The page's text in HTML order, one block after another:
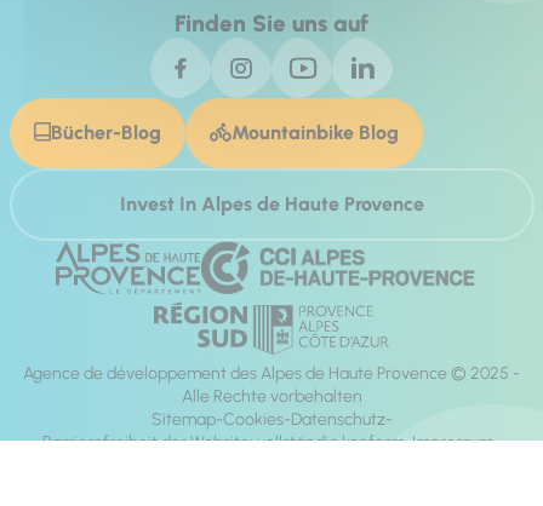
Finden Sie uns auf
Bücher-Blog Mountainbike Blog
Invest In Alpes de Haute Provence
Agence de développement des Alpes de Haute Provence © 2025 -
Alle Rechte vorbehalten
Sitemap Cookies Datenschutz
Barrierefreiheit der Website: vollständig konform Impressum